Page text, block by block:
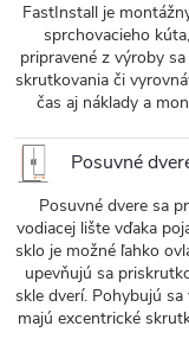
FastInstall je
sprchovacieho
pripravené z výroby
skrutkovania či
čas aj náklady a
Posuvné
Posuvné dvere sa
vodiacej lište vďaka
sklo je možné ľahko
upevňujú sa
skle dverí. Pohybujú
majú excentrické